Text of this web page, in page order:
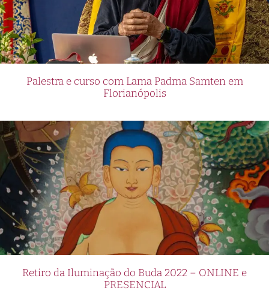
Palestra e curso com Lama Padma Samten em
Florianópolis
Retiro da Iluminação do Buda 2022 – ONLINE e
PRESENCIAL